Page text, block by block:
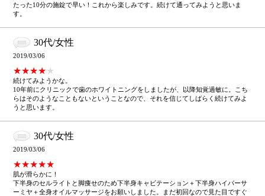
たった10分の施錠で早い！これから楽しみです。続けて通ってみようと思いま
す。
30代/女性
2019/03/06
★★★★★
続けてみようかな。
10年前にクリニックで歯のホワイトニングをしましたが、以降知覚過敏に。こち
らはそのようなこともないということなので、それを信じてしばらく続けてみよ
うと思います。
30代/女性
2019/03/06
★★★★★
肌が滑らかに！
下半身のセルライトと脚痩せのため下半身キャビテーション＋下半身ハイパーサ
ーミヤ＋全身オイルマッサージをお願いしました。まだ初回なので見た目ですぐ